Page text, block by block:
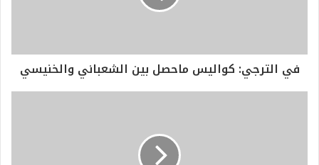
في الترجي: كواليس ماحصل بين الشعباني والخنيسي